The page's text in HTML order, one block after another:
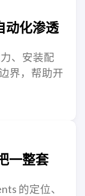
动化渗透
、安装配
界，帮助开
一整套
的定位、